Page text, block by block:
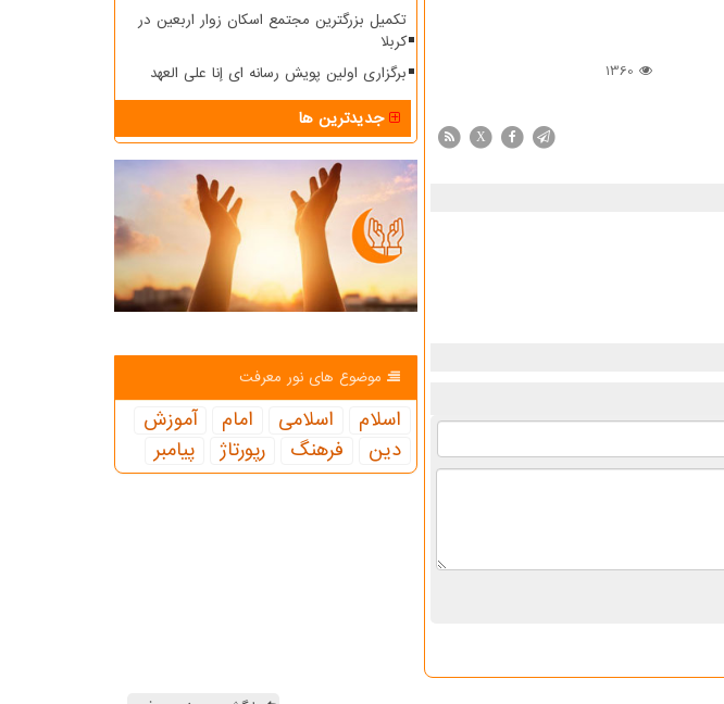
1360
X
تکمیل بزرگترین مجتمع اسکان زوار اربعین در
کربلا
برگزاری اولین پویش رسانه ای إنا علی العهد
جدیدترین ها
موضوع های نور معرفت
اسلام اسلامی امام
آموزش
دین
فرهنگ رپورتاژ پیامبر